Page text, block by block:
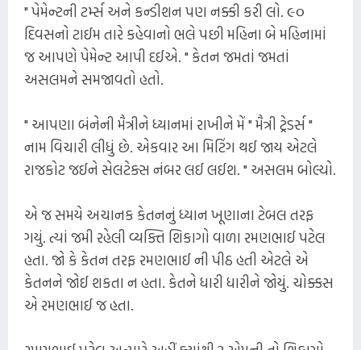
" પેમેન્ટની ટર્મ્સ અને કન્ડીશન પણ નક્કી કરી લો. ૯૦
દિવસનો ટાઈમ તારે કહેવાનો ભલે પછી મહિના બે મહિનામાં
જ આપણે પેમેન્ટ આપી દઈએ. " કેતન જમતાં જમતાં
અસલમને સમજાવતો હતો.
" આપણા બંનેની મૈત્રીને ધ્યાનમાં રાખીને મેં " મૈત્રી ટ્રેડર્સ "
નામ વિચારી લીધું છે. એકવાર આ મિટિંગ થઈ જાય એટલે
રાજકોટ જઈને સેલટેક્સ નંબર લઈ લઈશ. " અસલમ બોલ્યો.
એ જ સમયે અચાનક કેતનનું ધ્યાન ખૂણાના ટેબલ તરફ
ગયું. ત્યાં જમી રહેલી વ્યક્તિ શિકાગો વાળા રમણભાઈ પટેલ
હતા. જો કે કેતન તરફ રમણભાઈ ની પીઠ હતી એટલે એ
કેતનને જોઈ શકતા ન હતા. કેતને ધારી ધારીને જોયું. ચોક્કસ
એ રમણભાઈ જ હતા.